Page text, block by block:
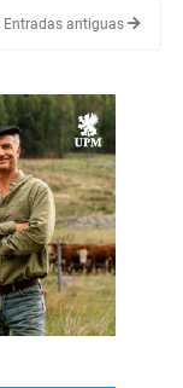
Entradas antiguas